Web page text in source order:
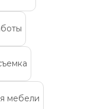
мебели